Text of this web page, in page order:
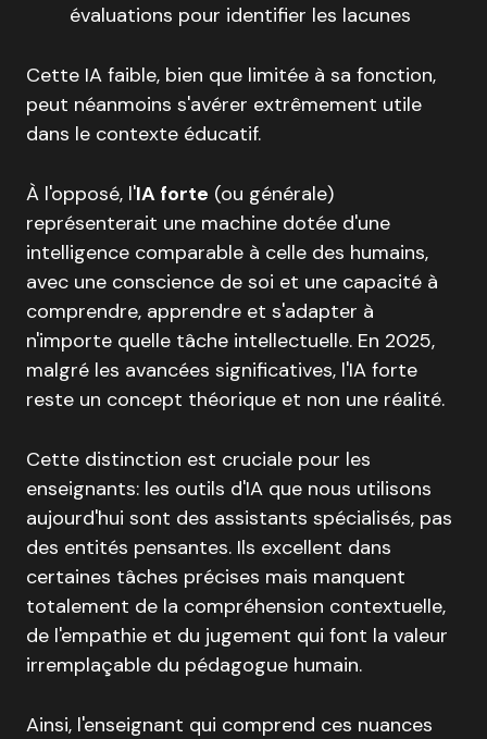
évaluations pour identifier les lacunes
Cette IA faible, bien que limitée à sa fonction,
peut néanmoins s'avérer extrêmement utile
dans le contexte éducatif.
À l'opposé, l'IA forte (ou générale)
représenterait une machine dotée d'une
intelligence comparable à celle des humains,
avec une conscience de soi et une capacité à
comprendre, apprendre et s'adapter à
n'importe quelle tâche intellectuelle. En 2025,
malgré les avancées significatives, l'IA forte
reste un concept théorique et non une réalité.
Cette distinction est cruciale pour les
enseignants: les outils d'IA que nous utilisons
aujourd'hui sont des assistants spécialisés, pas
des entités pensantes. Ils excellent dans
certaines tâches précises mais manquent
totalement de la compréhension contextuelle,
de l'empathie et du jugement qui font la valeur
irremplaçable du pédagogue humain.
Ainsi, l'enseignant qui comprend ces nuances